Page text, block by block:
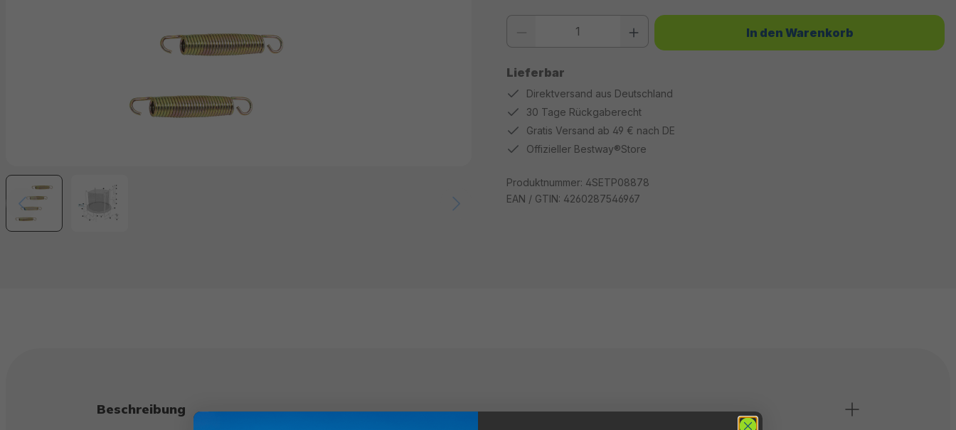
Lieferbar
Produkt Anzahl: Gib den gewünschten Wert ein oder benutze die Schaltflächen um die Anzahl zu erhöhen
In den Warenkorb
Direktversand aus Deutschland
30 Tage Rückgaberecht
Gratis Versand ab 49 € nach DE
Offizieller Bestway®Store
Produktnummer: 4SETP08878
EAN / GTIN: 4260287546967
Beschreibung